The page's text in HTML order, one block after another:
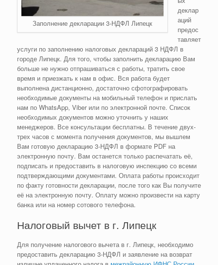
Заполнение декларации 3-НДФЛ Липецк
деклар
аций
предос
тавляет
услуги по заполнению налоговых деклараций 3 НДФЛ в
городе Липецк. Для того, чтобы заполнить декларацию Вам
больше не нужно отпрашиваться с работы, тратить свое
время и приезжать к нам в офис. Вся работа будет
выполнена дистанционно, достаточно сфотографировать
необходимые документы на мобильный телефон и прислать
нам по WhatsApp, Viber или по электронной почте. Список
необходимых документов можно уточнить у наших
менеджеров. Все консультации бесплатны. В течение двух-
трех часов с момента получения документов, мы вышлем
Вам готовую декларацию 3-НДФЛ в формате PDF на
электронную почту. Вам останется только распечатать её,
подписать и предоставить в налоговую инспекцию со всеми
подтверждающими документами. Оплата работы происходит
по факту готовности декларации, после того как Вы получите
её на электронную почту. Оплату можно произвести на карту
банка или на номер сотового телефона.
Налоговый вычет в г. Липецк
Для получение налогового вычета в г. Липецк, необходимо
предоставить декларацию 3-НДФЛ и заявление на возврат